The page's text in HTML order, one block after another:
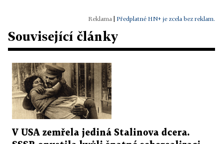
Předplatné HN+ je zcela bez reklam.
Související články
V USA zemřela jediná Stalinova dcera.